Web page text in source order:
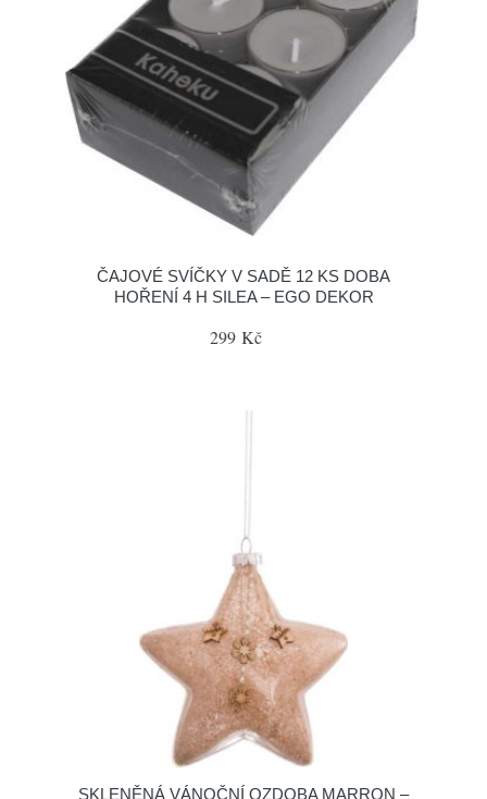
ČAJOVÉ SVÍČKY V SADĚ 12 KS DOBA
HOŘENÍ 4 H SILEA – EGO DEKOR
299 Kč
SKLENĚNÁ VÁNOČNÍ OZDOBA MARRON –